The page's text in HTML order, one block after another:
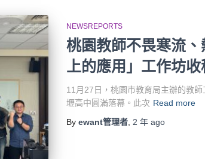
NEWSREPORTS
桃園教師不畏寒流
上的應用」工作坊收
11月27日，桃園市教育局主辦的教
壢高中圓滿落幕。此次 Read more
By ewant管理者, 2 年ago